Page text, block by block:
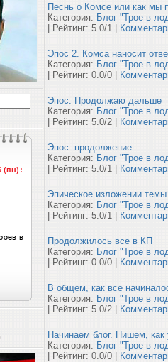
Песнь о Комсе или как мы
Категория: Блог "Трое в
| Рейтинг: 5.0/1 |
Эпос 2. Комса наносит
Категория: Блог "Трое в
| Рейтинг: 0.0/0 |
Эпос. Продолжаю дальше
Категория: Блог "Трое в
| Рейтинг: 5.0/2 |
Эпос. продолжение
Категория: Блог "Трое в
| Рейтинг: 5.0/1 |
Эпическое изложении
Категория: Блог "Трое в
| Рейтинг: 5.0/1 |
Продолжилось все в КП
Категория: Блог "Трое в
| Рейтинг: 0.0/0 |
В общем, как все
Категория: Блог "Трое в
| Рейтинг: 5.0/2 |
Начинаем блог. Пишем,
Категория: Блог "Трое в
| Рейтинг: 0.0/0 |